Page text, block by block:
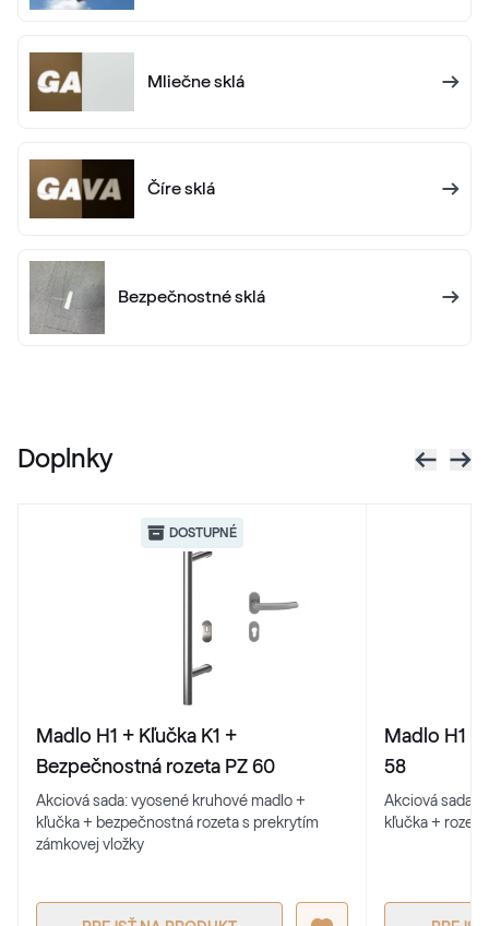
Mliečne sklá
Číre sklá
Bezpečnostné sklá
Doplnky
DOSTUPNÉ
Madlo H1 + Kľučka K1 +
Bezpečnostná rozeta PZ 60
Akciová sada: vyosené kruhové madlo +
kľučka + bezpečnostná rozeta s prekrytím
zámkovej vložky
Madlo H1 +
58
Akciová sada:
kľučka +